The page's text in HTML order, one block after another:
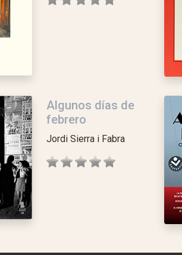
Algunos días de
febrero
Jordi Sierra i Fabra